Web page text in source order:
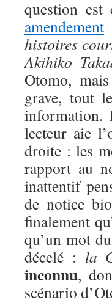
question est
amendement
histoires
Akihiko
Otomo,
grave, tout
information.
lecteur aie
droite : les
rapport au
inattentif
de notice
finalement
qu’un mot
décelé : la
inconnu,
scénario